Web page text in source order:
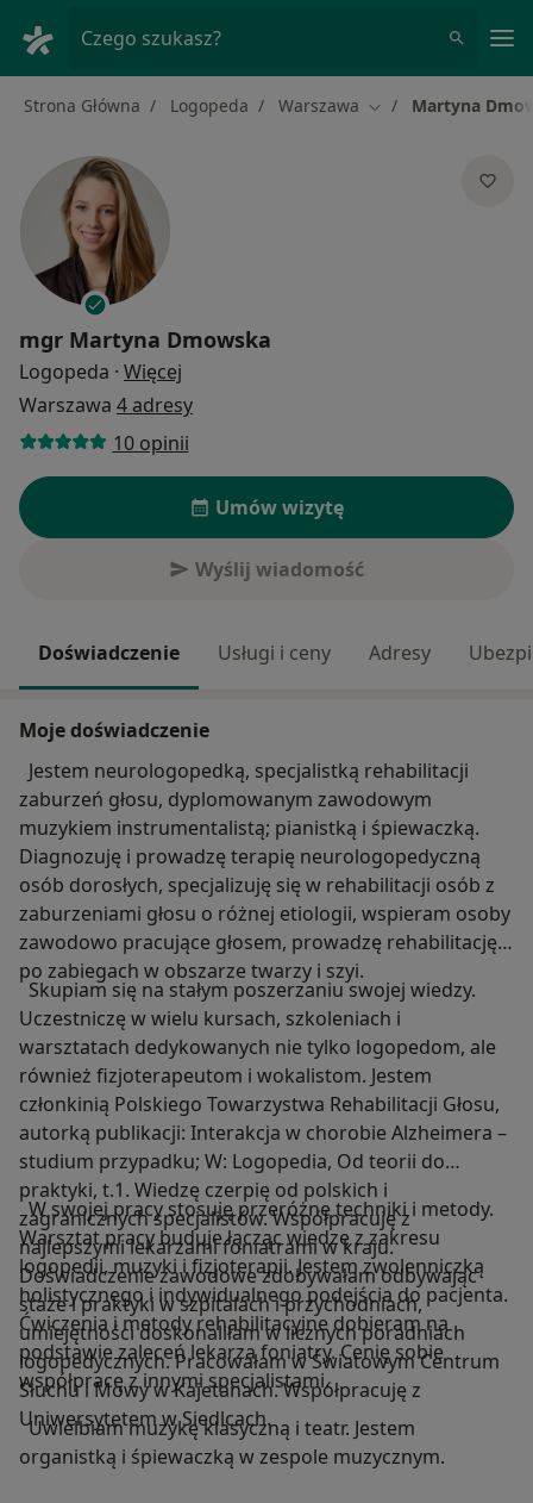
Czego szukasz?
Strona Główna Logopeda Warszawa Zmień miasto
Martyna
mgr Martyna Dmowska
Logopeda · Więcej
Warszawa 4 adresy
10 opinii
Umów wizytę
Wyślij wiadomość
Doświadczenie Usługi i ceny Adresy
Moje doświadczenie
Jestem neurologopedką, specjalistką rehabilitacji
zaburzeń głosu, dyplomowanym zawodowym
muzykiem instrumentalistą; pianistką i śpiewaczką.
Diagnozuję i prowadzę terapię neurologopedyczną
osób dorosłych, specjalizuję się w rehabilitacji osób z
zaburzeniami głosu o różnej etiologii, wspieram osoby
zawodowo pracujące głosem, prowadzę rehabilitację
po zabiegach w obszarze twarzy i szyi.
Skupiam się na stałym poszerzaniu swojej wiedzy.
Uczestniczę w wielu kursach, szkoleniach i
warsztatach dedykowanych nie tylko logopedom, ale
również fizjoterapeutom i wokalistom. Jestem
członkinią Polskiego Towarzystwa Rehabilitacji Głosu,
autorką publikacji: Interakcja w chorobie Alzheimera –
studium przypadku; W: Logopedia, Od teorii do
praktyki, t.1. Wiedzę czerpię od polskich i
zagranicznych specjalistów. Współpracuję z
najlepszymi lekarzami foniatrami w kraju.
Doświadczenie zawodowe zdobywałam odbywając
staże i praktyki w szpitalach i przychodniach,
umiejętności doskonaliłam w licznych poradniach
logopedycznych. Pracowałam w Światowym Centrum
Słuchu i Mowy w Kajetanach. Współpracuję z
Uniwersytetem w Siedlcach.
W swojej pracy stosuję przeróżne techniki i metody.
Warsztat pracy buduje łącząc wiedzę z zakresu
logopedii, muzyki i fizjoterapii. Jestem zwolenniczką
holistycznego i indywidualnego podejścia do pacjenta.
Ćwiczenia i metody rehabilitacyjne dobieram na
podstawie zaleceń lekarza foniatry. Cenię sobie
współpracę z innymi specjalistami.
Uwielbiam muzykę klasyczną i teatr. Jestem
organistką i śpiewaczką w zespole muzycznym.